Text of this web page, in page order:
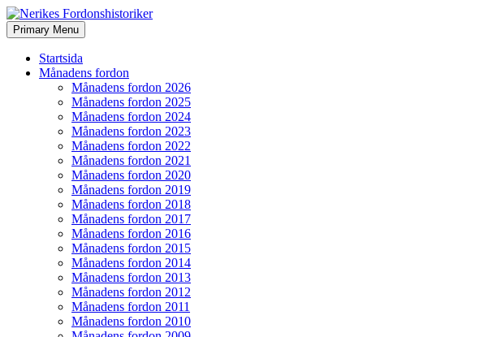
Nerikes Fordonshistoriker
Search
Primary Menu Skip
to
Startsida
Månadens fordon
Månadens fordon 2026
Månadens fordon 2025
Månadens fordon 2024
Månadens fordon 2023
Månadens fordon 2022
Månadens fordon 2021
Månadens fordon 2020
Månadens fordon 2019
Månadens fordon 2018
Månadens fordon 2017
Månadens fordon 2016
Månadens fordon 2015
Månadens fordon 2014
Månadens fordon 2013
Månadens fordon 2012
Månadens fordon 2011
Månadens fordon 2010